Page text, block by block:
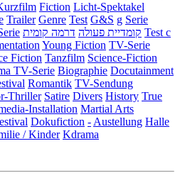
Fiction Licht-Spektakel
Trailer Genre Test G&S g Serie
קומדיית פעולה דרמה קומית
Test c
Young Fiction TV-Serie
Fiction Tanzfilm Science-Fiction
TV-Serie Biographie Docutainment
Romantik TV-Sendung
Thriller Satire Divers History True
Installation Martial Arts
Dokufiction - Austellung Halle
/ Kinder Kdrama